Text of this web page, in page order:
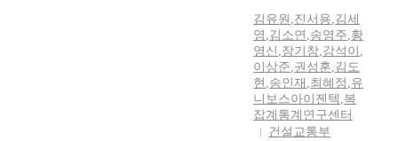
김유원 ,진서용,김세
영 ,김소연 ,송영주,황
영신 ,장기창,강석이 ,
이상준,권성훈,김도
현 ,송인재 ,최혜정 ,유
니보스아이젠텍 ,복
잡계통계연구센터
건설교통부